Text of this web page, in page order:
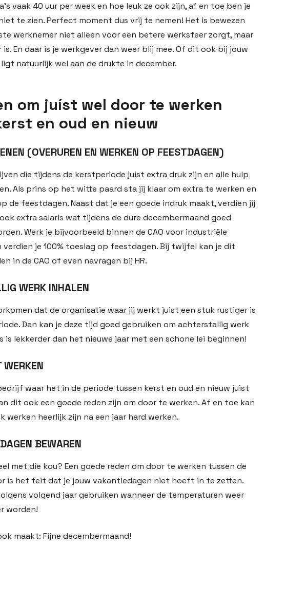
vaak 40 uur per week en hoe leuk ze ook zijn, af en toe ben je
te zien. Perfect moment dus vrij te nemen! Het is bewezen
werknemer niet alleen voor een betere werksfeer zorgt, maar
En daar is je werkgever dan weer blij mee. Of dit ook bij jouw
natuurlijk wel aan de drukte in december.
om juíst wel door te werken
en oud en nieuw
(OVERUREN EN WERKEN OP FEESTDAGEN)
die tijdens de kerstperiode juist extra druk zijn en alle hulp
Als prins op het witte paard sta jij klaar om extra te werken en
de feestdagen. Naast dat je een goede indruk maakt, verdien jij
extra salaris wat tijdens de dure decembermaand goed
Werk je bijvoorbeeld binnen de CAO voor industriële
verdien je 100% toeslag op feestdagen. Bij twijfel kan je dit
in de CAO of even navragen bij HR.
WERK INHALEN
dat de organisatie waar jij werkt juist een stuk rustiger is
Dan kan je deze tijd goed gebruiken om achterstallig werk
is lekkerder dan het nieuwe jaar met een schone lei beginnen!
waar het in de periode tussen kerst en oud en nieuw juist
dit ook een goede reden zijn om door te werken. Af en toe kan
werken heerlijk zijn na een jaar hard werken.
BEWAREN
met die kou? Een goede reden om door te werken tussen de
is het feit dat je jouw vakantiedagen niet hoeft in te zetten.
volgend jaar gebruiken wanneer de temperaturen weer
worden!
maakt: Fijne decembermaand!